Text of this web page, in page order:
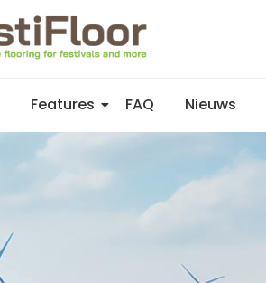
Features FAQ Nieuws